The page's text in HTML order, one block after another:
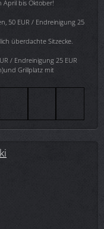
bis Oktober!
50 EUR / Endreinigung 25
überdachte Sitzecke.
/ Endreinigung 25 EUR
Grillplatz mit